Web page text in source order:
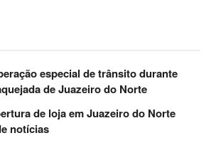
especial de trânsito durante
de Juazeiro do Norte
de loja em Juazeiro do Norte
notícias